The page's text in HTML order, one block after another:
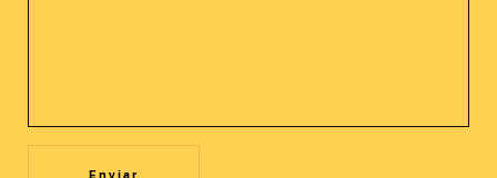
Recibe nuestras novedades en tu buzón!